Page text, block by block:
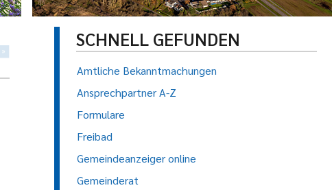
SCHNELL GEFUNDEN
Amtliche Bekanntmachungen
Ansprechpartner A-Z
Formulare
Freibad
Gemeindeanzeiger online
Gemeinderat